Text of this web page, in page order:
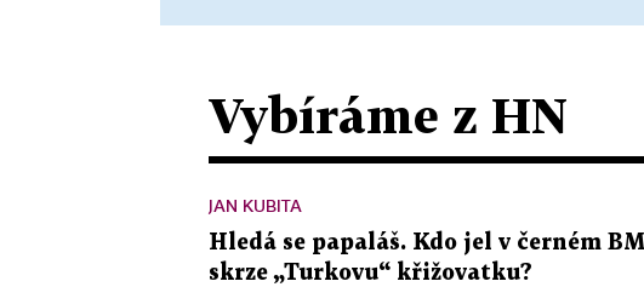
Vybíráme z HN
JAN KUBITA
Hledá se papaláš. Kdo jel v černém
skrze „Turkovu“ křižovatku?